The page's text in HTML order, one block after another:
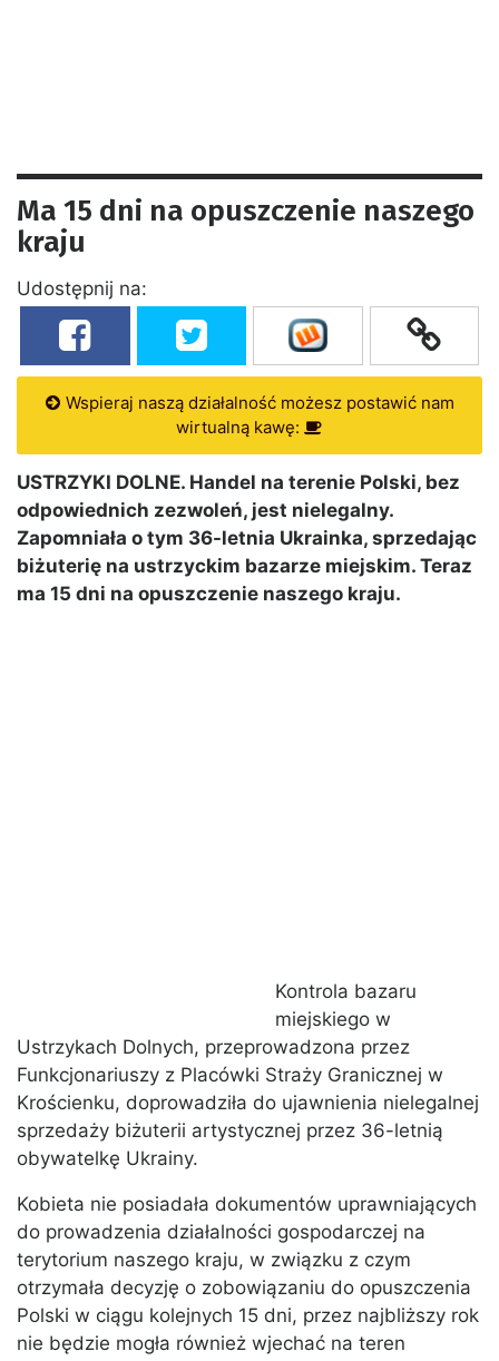
Ma 15 dni na opuszczenie naszego
kraju
Udostępnij na:
Wspieraj naszą działalność możesz postawić nam
wirtualną kawę:
USTRZYKI DOLNE. Handel na terenie Polski, bez
odpowiednich zezwoleń, jest nielegalny.
Zapomniała o tym 36-letnia Ukrainka, sprzedając
biżuterię na ustrzyckim bazarze miejskim. Teraz
ma 15 dni na opuszczenie naszego kraju.
Kontrola bazaru
miejskiego w
Ustrzykach Dolnych, przeprowadzona przez
Funkcjonariuszy z Placówki Straży Granicznej w
Krościenku, doprowadziła do ujawnienia nielegalnej
sprzedaży biżuterii artystycznej przez 36-letnią
obywatelkę Ukrainy.
Kobieta nie posiadała dokumentów uprawniających
do prowadzenia działalności gospodarczej na
terytorium naszego kraju, w związku z czym
otrzymała decyzję o zobowiązaniu do opuszczenia
Polski w ciągu kolejnych 15 dni, przez najbliższy rok
nie będzie mogła również wjechać na teren